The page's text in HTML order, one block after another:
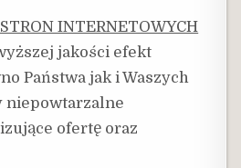
INTERNETOWYCH
jakości efekt
Państwa jak i Waszych
ofertę oraz